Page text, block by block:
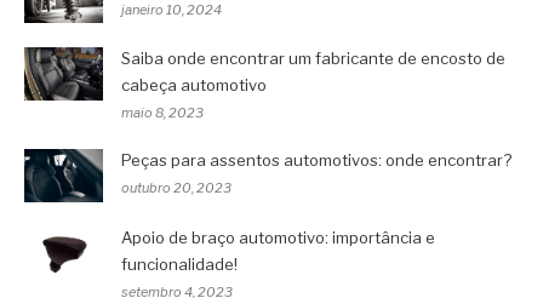
janeiro 10, 2024
Saiba onde encontrar um fabricante de encosto de
cabeça automotivo
maio 8, 2023
Peças para assentos automotivos: onde encontrar?
outubro 20, 2023
Apoio de braço automotivo: importância e
funcionalidade!
setembro 4, 2023